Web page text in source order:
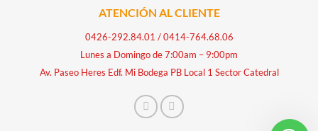
ATENCIÓN AL CLIENTE
0426-292.84.01 /0414-764.68.06
Lunes a Domingo de 7:00am – 9:00pm
Av. Paseo Heres Edf. Mi Bodega PB Local 1 Sector Catedral